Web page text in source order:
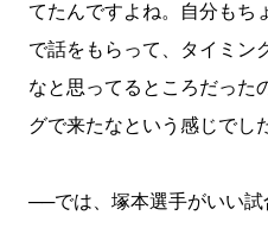
てたんですよね。自分もち
で話をもらって、タイミン
なと思ってるところだった
グで来たなという感じでし
──では、塚本選手がいい